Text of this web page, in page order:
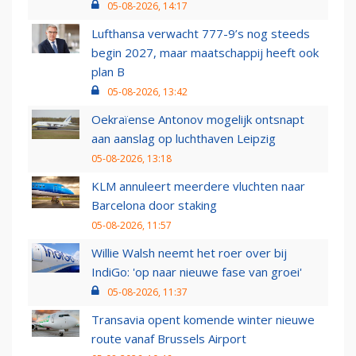
05-08-2026, 14:17
Lufthansa verwacht 777-9’s nog steeds
begin 2027, maar maatschappij heeft ook
plan B
05-08-2026, 13:42
Oekraïense Antonov mogelijk ontsnapt
aan aanslag op luchthaven Leipzig
05-08-2026, 13:18
KLM annuleert meerdere vluchten naar
Barcelona door staking
05-08-2026, 11:57
Willie Walsh neemt het roer over bij
IndiGo: 'op naar nieuwe fase van groei'
05-08-2026, 11:37
Transavia opent komende winter nieuwe
route vanaf Brussels Airport